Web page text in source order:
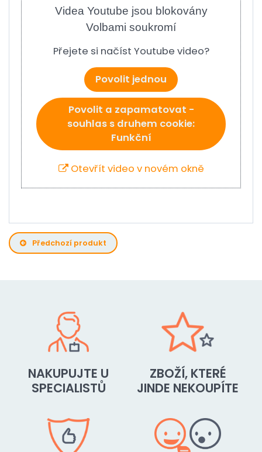
Videa Youtube jsou blokovány
Volbami soukromí
Přejete si načíst Youtube video?
Povolit jednou
Povolit a zapamatovat -
souhlas s druhem cookie:
Funkční
Otevřít video v novém okně
Předchozí produkt
NAKUPUJTE U
SPECIALISTŮ
ZBOŽÍ, KTERÉ
JINDE NEKOUPÍTE